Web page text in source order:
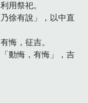
用祭祀。
徐有說」，以中直
悔，征吉。
動悔，有悔」，吉